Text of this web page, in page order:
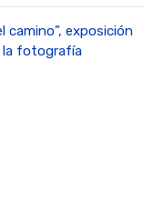
camino”, exposición
la fotografía